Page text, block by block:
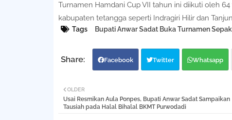
Turnamen Hamdani Cup VII tahun ini diikuti oleh
kabupaten tetangga seperti Indragiri Hilir dan
Tags Bupati Anwar Sadat Buka Turnamen
Facebook Twitter Whatsapp
OLDER
Usai Resmikan Aula Ponpes, Bupati Anwar Sadat Sampaikan
Tausiah pada Halal Bihalal BKMT Purwodadi